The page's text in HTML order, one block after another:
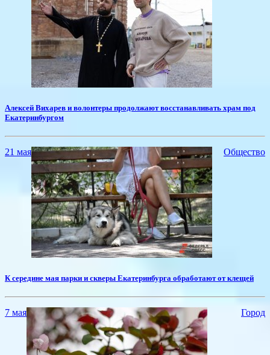
​Алексей Вихарев и волонтеры продолжают восстанавливать храм под
Екатеринбургом
21 мая Общество
​К середине мая парки и скверы Екатеринбурга обработают от клещей
7 мая Город